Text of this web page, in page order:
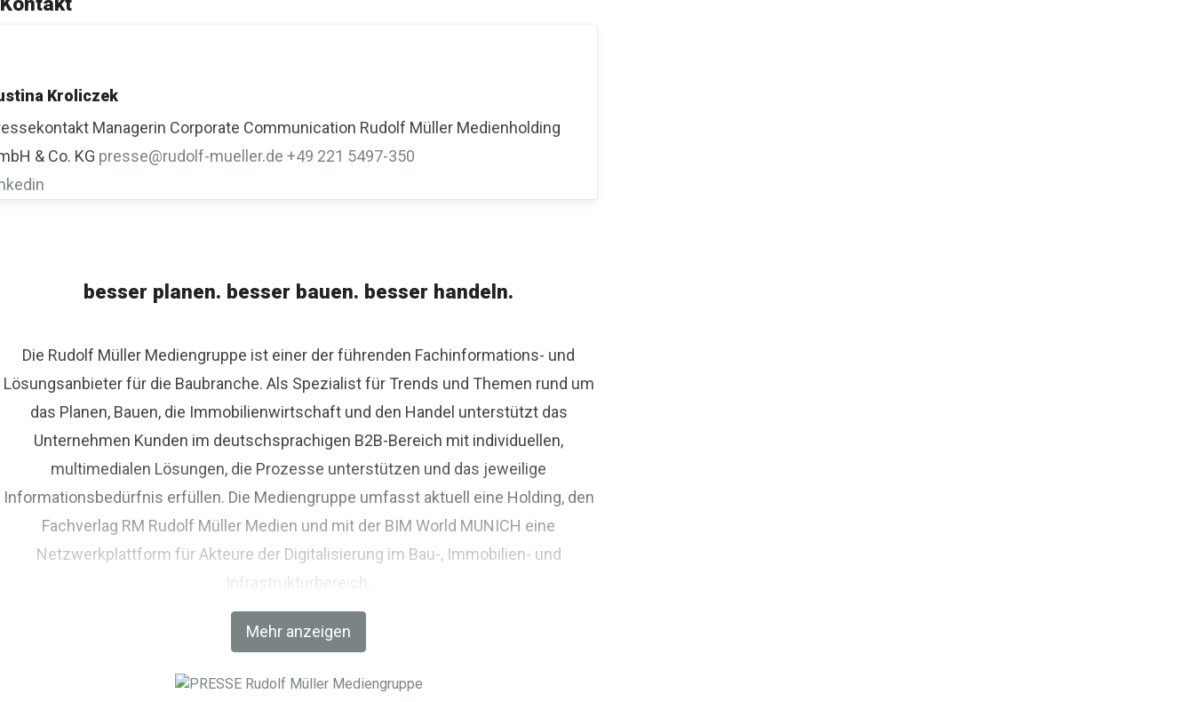
Kroliczek
Managerin Corporate Communication Rudolf Müller Medienholding
& Co. KG presse@rudolf-mueller.de +49 221 5497-350
besser planen. besser bauen. besser handeln.
Mehr anzeigen
Die Rudolf Müller Mediengruppe ist einer der führenden Fachinformations- und
Lösungsanbieter für die Baubranche. Als Spezialist für Trends und Themen rund um
das Planen, Bauen, die Immobilienwirtschaft und den Handel unterstützt das
Unternehmen Kunden im deutschsprachigen B2B-Bereich mit individuellen,
multimedialen Lösungen, die Prozesse unterstützen und das jeweilige
Informationsbedürfnis erfüllen. Die Mediengruppe umfasst aktuell eine Holding, den
Fachverlag RM Rudolf Müller Medien und mit der BIM World MUNICH eine
Netzwerkplattform für Akteure der Digitalisierung im Bau-, Immobilien- und
Infrastrukturbereich.